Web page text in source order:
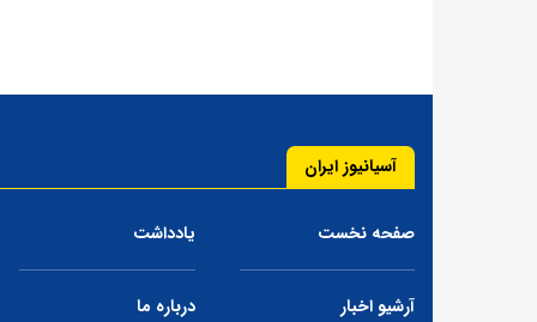
آسیانیوز ایران
صفحه نخست یادداشت
آرشیو اخبار درباره ما